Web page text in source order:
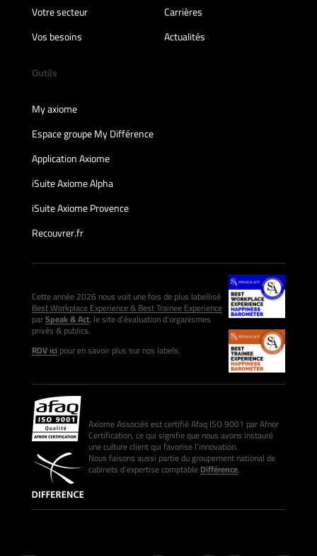
Votre secteur
Carrières
Vos besoins
Actualités
Outils
My axiome
Espace groupe My Différence
Application Axiome
iSuite Axiome Alpha
iSuite Axiome Provence
Recouvrer.fr
Cette année 2026 nous voit une fois de plus labellisé
Best Workplace Experience & Best Trainee Experience
parSpeak & Act, le site d’évaluation d’organismes
privés & publics.
RDV icipour en savoir plus sur nos labels.
Axiome Associés est certifié Afaq ISO 9001 par Afnor
Certification, ce qui signifie que nous avons instauré
une culture client qui favorise l’innovation.
Nous faisons aussi partie du groupement national de
cabinets d’expertise comptableDifférence.